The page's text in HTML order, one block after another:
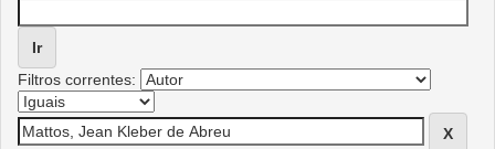
Filtros correntes: